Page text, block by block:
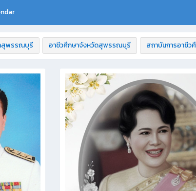
สุพรรณบุรี อาชีวศึกษาจังหวัดสุพรรณบุรี สถาบันการอาชีว